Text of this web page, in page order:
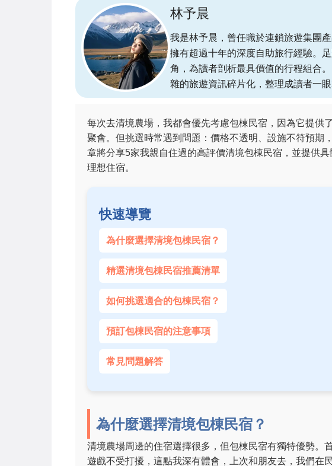
林予晨
我是林予晨，曾任職於連鎖旅遊集團
擁有超過十年的深度自助旅行經驗。
角，為讀者剖析最具價值的行程組合
雜的旅遊資訊碎片化，整理成讀者一眼
每次去清境農場，我都會優先考慮包棟民宿，因為它提供
聚會。但挑選時常遇到問題：價格不透明、設施不符預期
章將分享5家我親自住過的高評價清境包棟民宿，並提供
理想住宿。
快速導覽
為什麼選擇清境包棟民宿？
精選清境包棟民宿推薦清單
如何挑選適合的包棟民宿？
預訂包棟民宿的注意事項
常見問題解答
為什麼選擇清境包棟民宿？
清境農場周邊的住宿選擇很多，但包棟民宿有獨特優勢。
遊戲不受打擾，這點我深有體會，上次和朋友去，我們在